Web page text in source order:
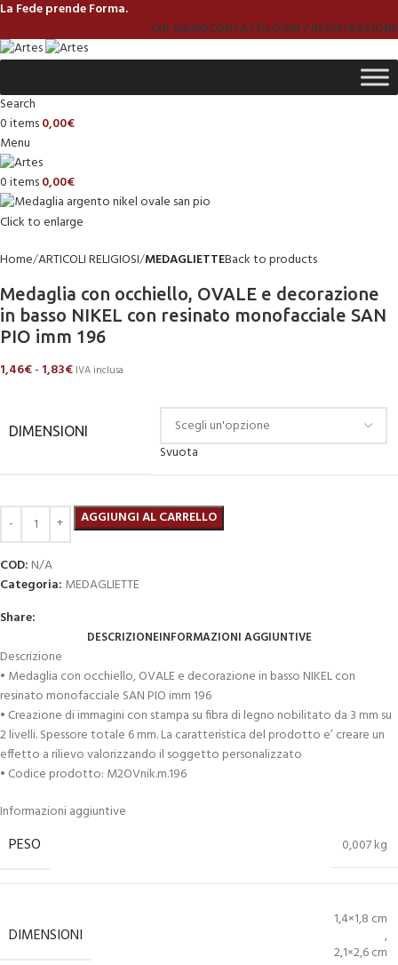
La Fede prende Forma.
CHI SIAMOCONTATTILOGIN / REGISTRAZIONE
Search
0items0,00€
Menu
0items0,00€
Click to enlarge
Home ARTICOLI RELIGIOSI MEDAGLIETTEBack to products
Medaglia con occhiello, OVALE e decorazione
in basso NIKEL con resinato monofacciale SAN
PIO imm 196
1,46€- 1,83€ IVA inclusa
DIMENSIONI
Svuota
AGGIUNGI AL CARRELLO
COD: N/A
Categoria: MEDAGLIETTE
Share:
DESCRIZIONEINFORMAZIONI AGGIUNTIVE
Descrizione
• Medaglia con occhiello, OVALE e decorazione in basso NIKEL con
resinato monofacciale SAN PIO imm 196
• Creazione di immagini con stampa su fibra di legno nobilitato da 3 mm su
2 livelli. Spessore totale 6 mm. La caratteristica del prodotto e’ creare un
effetto a rilievo valorizzando il soggetto personalizzato
• Codice prodotto: M2OVnik.m.196
Informazioni aggiuntive
PESO 0,007 kg
DIMENSIONI
1,4×1,8 cm
,
2,1×2,6 cm